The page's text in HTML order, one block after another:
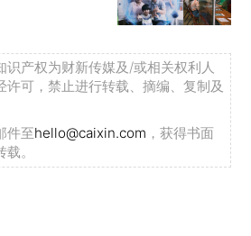
识产权为财新传媒及/或相关权利人
许可，禁止进行转载、摘编、复制及
件至hello@caixin.com ，获得书面
。